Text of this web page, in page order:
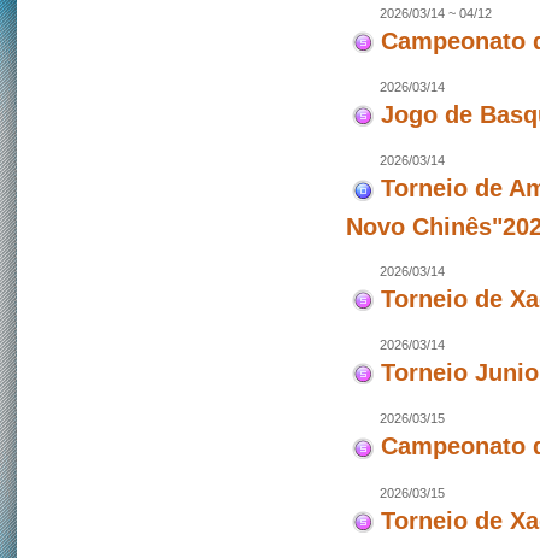
2026/03/14 ~ 04/12
Campeonato
2026/03/14
Jogo de
2026/03/14
Torneio de
Novo
2026/03/14
Torneio de
2026/03/14
Torneio
2026/03/15
Campeonato
2026/03/15
Torneio de